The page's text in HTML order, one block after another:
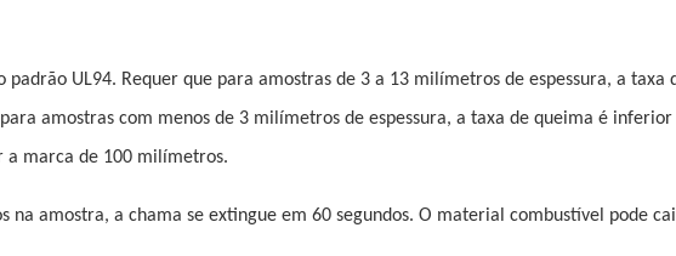
UL94. Requer que para amostras de 3 a 13 milímetros de espessura, a taxa
amostras com menos de 3 milímetros de espessura, a taxa de queima é inferior
marca de 100 milímetros.
na amostra, a chama se extingue em 60 segundos. O material combustível pode